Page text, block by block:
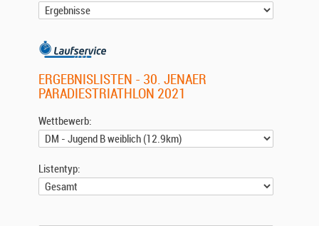
ERGEBNISLISTEN - 30. JENAER
PARADIESTRIATHLON 2021
Wettbewerb:
Listentyp: